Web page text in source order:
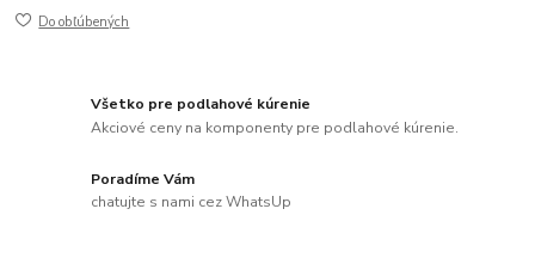
Do obľúbených
Všetko pre podlahové kúrenie
Akciové ceny na komponenty pre podlahové kúrenie.
Poradíme Vám
chatujte s nami cez WhatsUp